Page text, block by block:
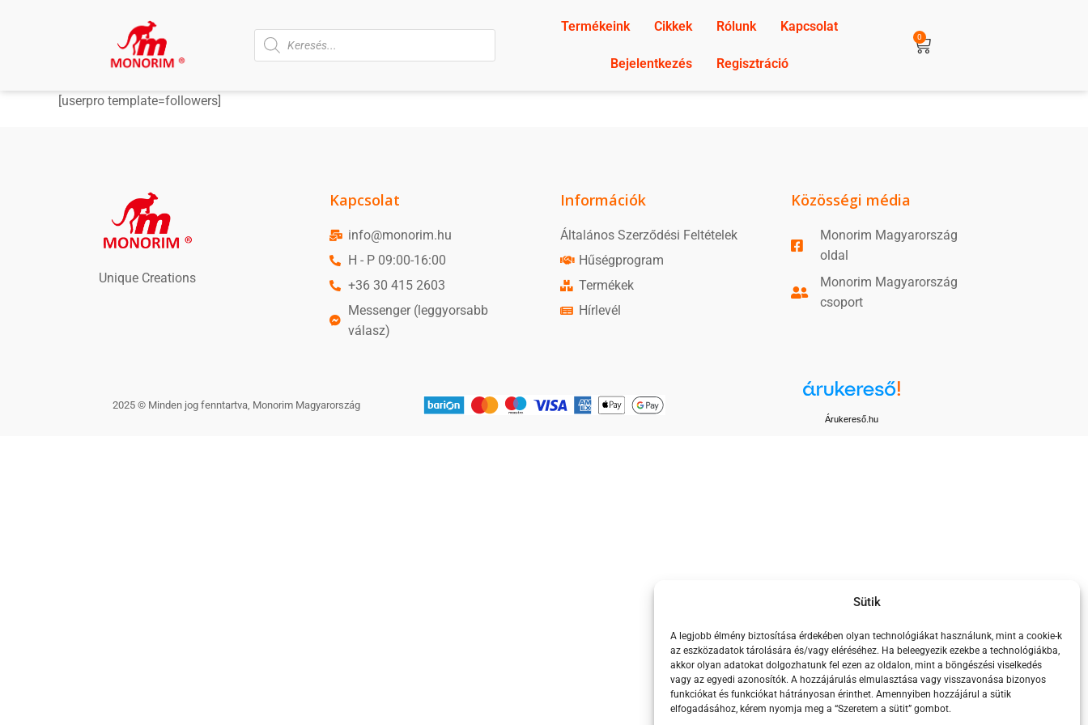
Sütik
A legjobb élmény biztosítása érdekében olyan technológiákat használunk, mint a cookie-k
az eszközadatok tárolására és/vagy eléréséhez. Ha beleegyezik ezekbe a technológiákba,
akkor olyan adatokat dolgozhatunk fel ezen az oldalon, mint a böngészési viselkedés
vagy az egyedi azonosítók. A hozzájárulás elmulasztása vagy visszavonása bizonyos
funkciókat és funkciókat hátrányosan érinthet. Amennyiben hozzájárul a sütik
elfogadásához, kérem nyomja meg a “Szeretem a sütit” gombot.
Termékeink Cikkek Rólunk Kapcsolat
Bejelentkezés Regisztráció
0
[userpro template=followers]
Unique Creations
Kapcsolat
info@monorim.hu
H - P 09:00-16:00
+36 30 415 2603
Messenger (leggyorsabb
válasz)
Információk
Általános Szerződési Feltételek
Hűségprogram
Termékek
Hírlevél
Közösségi média
Monorim Magyarország
oldal
Monorim Magyarország
csoport
2025 © Minden jog fenntartva, Monorim Magyarország
Árukereső.hu